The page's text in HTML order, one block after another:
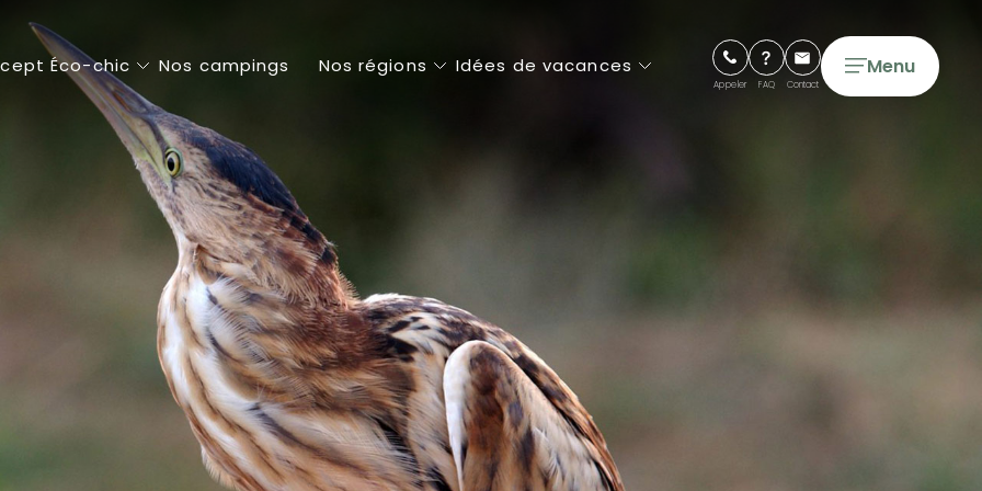
Éco-chic Nos campings Nos régions Idées de vacances
Tentes & Lodges Glamping
Longs séjours
Courts séjours
Appeler FAQ Contact
Menu